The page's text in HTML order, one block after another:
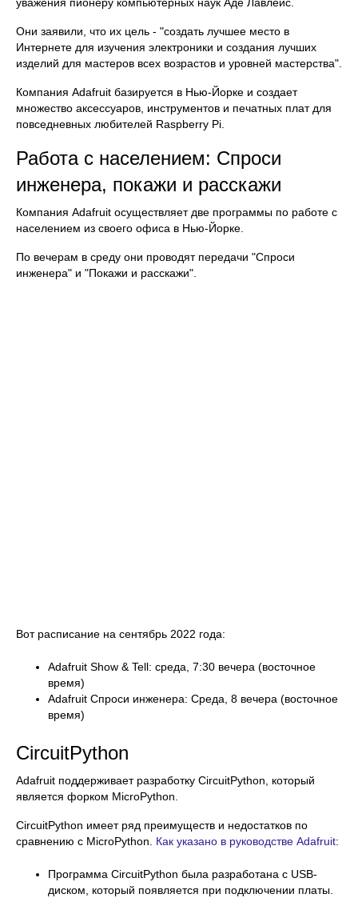
уважения пионеру компьютерных наук Аде Лавлейс.
Они заявили, что их цель - "создать лучшее место в
Интернете для изучения электроники и создания лучших
изделий для мастеров всех возрастов и уровней мастерства".
Компания Adafruit базируется в Нью-Йорке и создает
множество аксессуаров, инструментов и печатных плат для
повседневных любителей Raspberry Pi.
Работа с населением: Спроси
инженера, покажи и расскажи
Компания Adafruit осуществляет две программы по работе с
населением из своего офиса в Нью-Йорке.
По вечерам в среду они проводят передачи "Спроси
инженера" и "Покажи и расскажи".
Вот расписание на сентябрь 2022 года:
Adafruit Show & Tell: среда, 7:30 вечера (восточное
время)
Adafruit Спроси инженера: Среда, 8 вечера (восточное
время)
CircuitPython
Adafruit поддерживает разработку CircuitPython, который
является форком MicroPython.
CircuitPython имеет ряд преимуществ и недостатков по
сравнению с MicroPython. Как указано в руководстве Adafruit:
Программа CircuitPython была разработана с USB-
диском, который появляется при подключении платы.